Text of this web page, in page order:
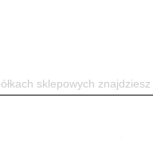
sklepowych znajdziesz